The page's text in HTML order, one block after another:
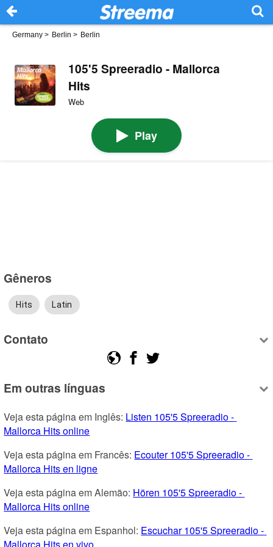
Germany > Berlin > Berlin
105'5 Spreeradio - Mallorca
Hits
Web
Play
Gêneros
Hits Latin
Contato
Em outras línguas
Veja esta página em Inglês: Listen 105'5 Spreeradio -
Mallorca Hits online
Veja esta página em Francês: Ecouter 105'5 Spreeradio -
Mallorca Hits en ligne
Veja esta página em Alemão: Hören 105'5 Spreeradio -
Mallorca Hits online
Veja esta página em Espanhol: Escuchar 105'5 Spreeradio -
Mallorca Hits en vivo